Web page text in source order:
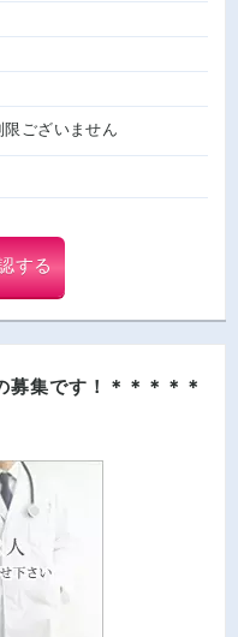
ございません
する
募集です！＊＊＊＊＊